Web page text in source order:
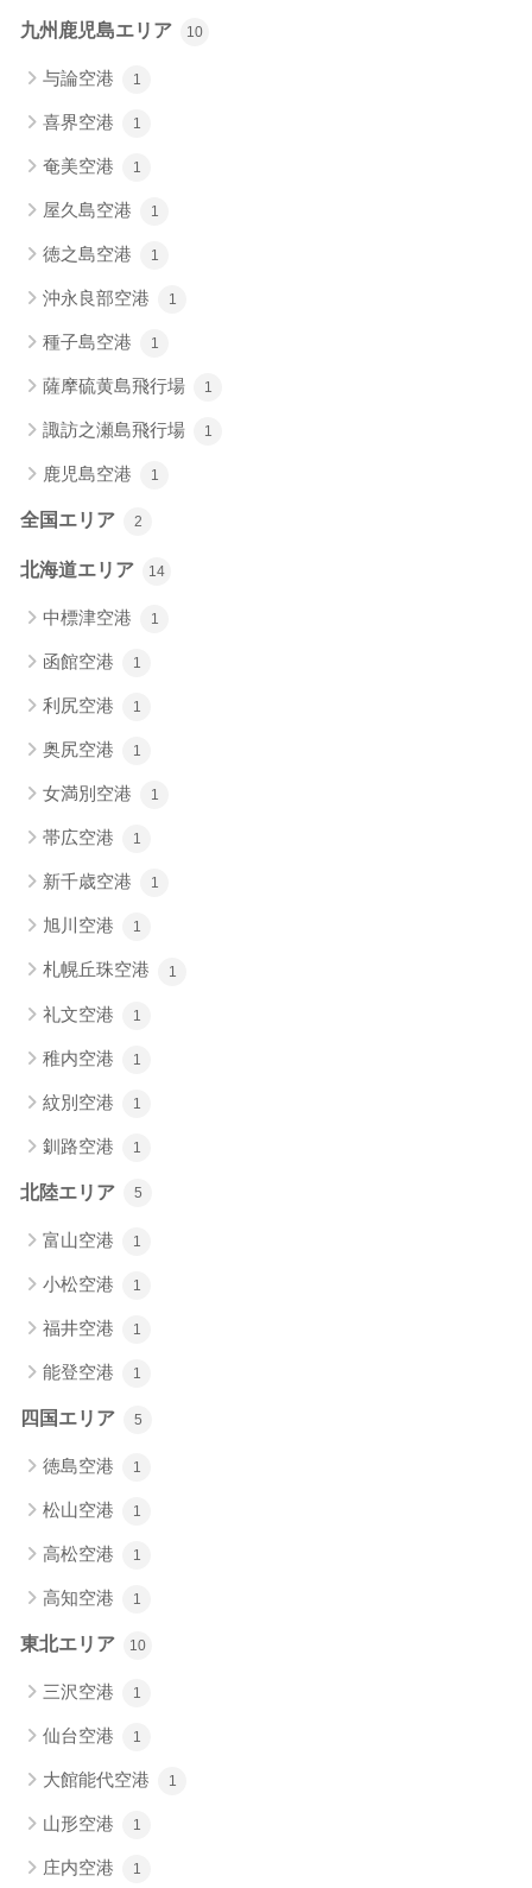
九州鹿児島エリア 10
与論空港 1
喜界空港 1
奄美空港 1
屋久島空港 1
徳之島空港 1
沖永良部空港 1
種子島空港 1
薩摩硫黄島飛行場 1
諏訪之瀬島飛行場 1
鹿児島空港 1
全国エリア 2
北海道エリア 14
中標津空港 1
函館空港 1
利尻空港 1
奥尻空港 1
女満別空港 1
帯広空港 1
新千歳空港 1
旭川空港 1
札幌丘珠空港 1
礼文空港 1
稚内空港 1
紋別空港 1
釧路空港 1
北陸エリア 5
富山空港 1
小松空港 1
福井空港 1
能登空港 1
四国エリア 5
徳島空港 1
松山空港 1
高松空港 1
高知空港 1
東北エリア 10
三沢空港 1
仙台空港 1
大館能代空港 1
山形空港 1
庄内空港 1